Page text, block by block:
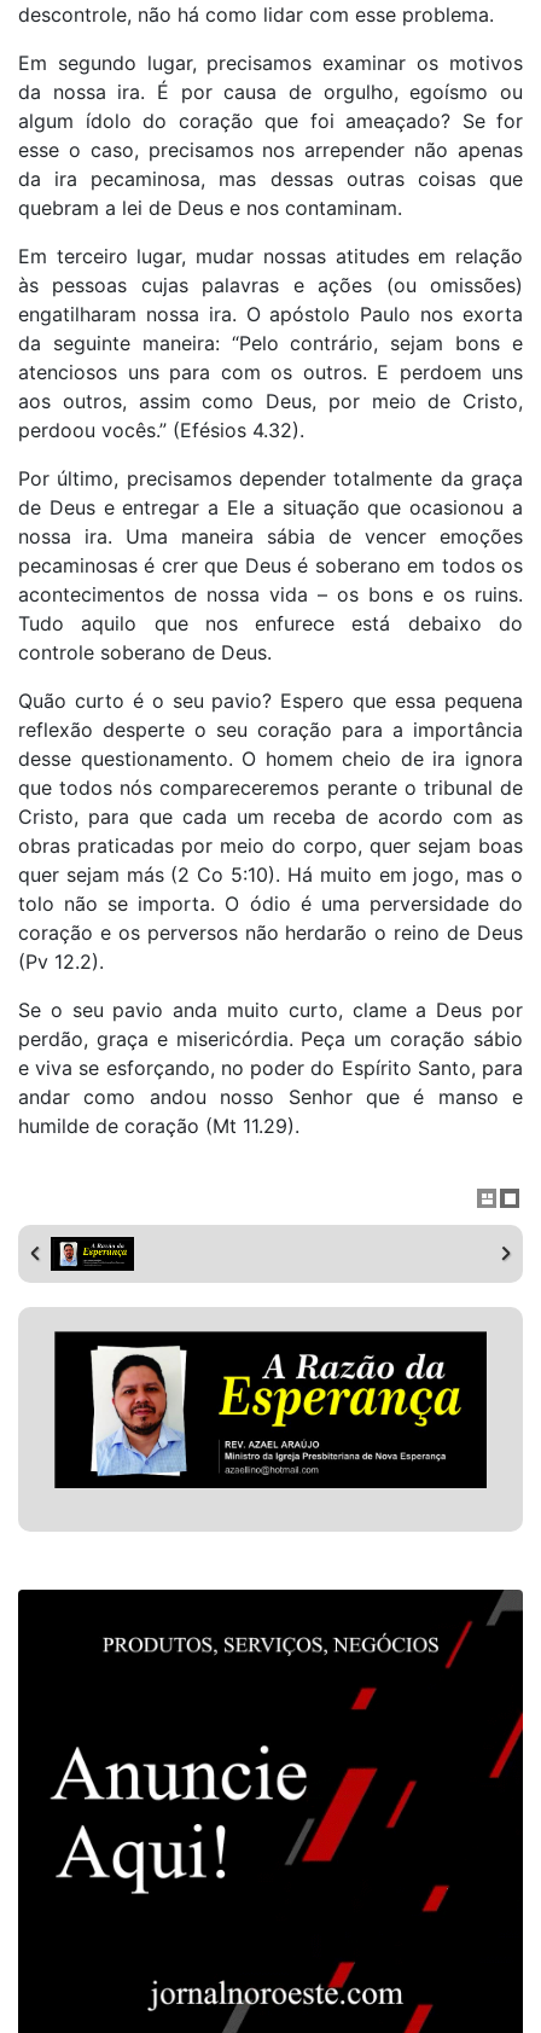
descontrole, não há como lidar com esse problema.
Em segundo lugar, precisamos examinar os motivos
da nossa ira. É por causa de orgulho, egoísmo ou
algum ídolo do coração que foi ameaçado? Se for
esse o caso, precisamos nos arrepender não apenas
da ira pecaminosa, mas dessas outras coisas que
quebram a lei de Deus e nos contaminam.
Em terceiro lugar, mudar nossas atitudes em relação
às pessoas cujas palavras e ações (ou omissões)
engatilharam nossa ira. O apóstolo Paulo nos exorta
da seguinte maneira: “Pelo contrário, sejam bons e
atenciosos uns para com os outros. E perdoem uns
aos outros, assim como Deus, por meio de Cristo,
perdoou vocês.” (Efésios 4.32).
Por último, precisamos depender totalmente da graça
de Deus e entregar a Ele a situação que ocasionou a
nossa ira. Uma maneira sábia de vencer emoções
pecaminosas é crer que Deus é soberano em todos os
acontecimentos de nossa vida – os bons e os ruins.
Tudo aquilo que nos enfurece está debaixo do
controle soberano de Deus.
Quão curto é o seu pavio? Espero que essa pequena
reflexão desperte o seu coração para a importância
desse questionamento. O homem cheio de ira ignora
que todos nós compareceremos perante o tribunal de
Cristo, para que cada um receba de acordo com as
obras praticadas por meio do corpo, quer sejam boas
quer sejam más (2 Co 5:10). Há muito em jogo, mas o
tolo não se importa. O ódio é uma perversidade do
coração e os perversos não herdarão o reino de Deus
(Pv 12.2).
Se o seu pavio anda muito curto, clame a Deus por
perdão, graça e misericórdia. Peça um coração sábio
e viva se esforçando, no poder do Espírito Santo, para
andar como andou nosso Senhor que é manso e
humilde de coração (Mt 11.29).